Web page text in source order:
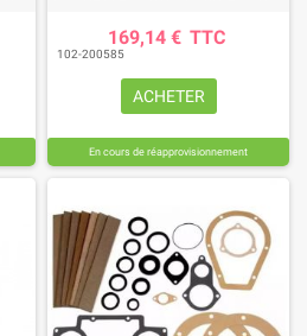
169,14 € TTC
102-200585
ACHETER
En cours de réapprovisionnement